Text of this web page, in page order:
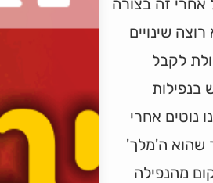
זה בצורה
שינויים
לקבל
בנפילות
נוטים אחרי
שהוא ה'מלך'
מהנפילה